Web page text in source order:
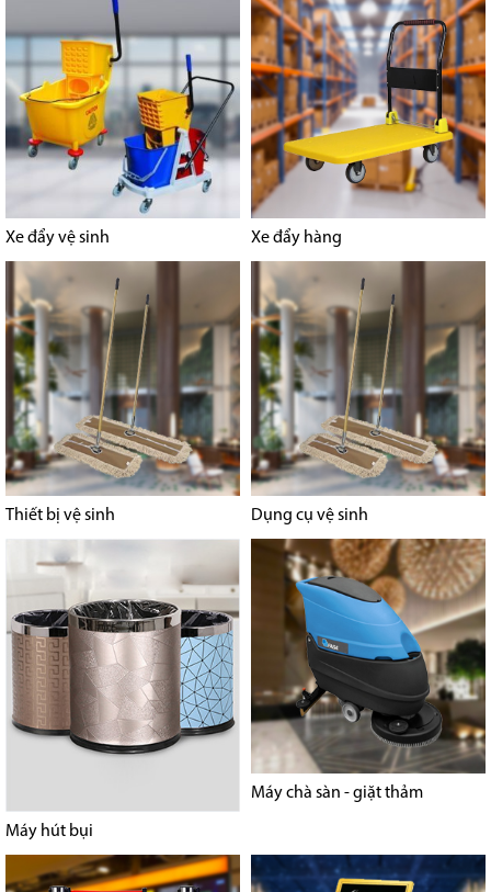
Xe đẩy vệ sinh Xe đẩy hàng
Thiết bị vệ sinh Dụng cụ vệ sinh
Máy hút bụi
Máy chà sàn - giặt thảm